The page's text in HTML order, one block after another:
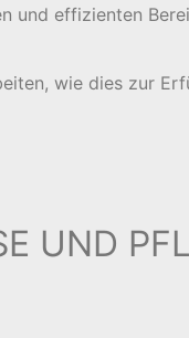
und effizienten
wie dies zur
UND